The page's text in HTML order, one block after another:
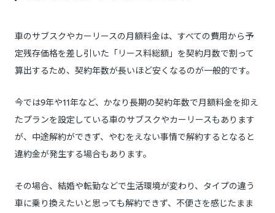
車のサブスクやカーリースの月額料金は、すべての費用から予
定残存価格を差し引いた「リース料総額」を契約月数で割って
算出するため、契約年数が長いほど安くなるのが一般的です。
今では9年や11年など、かなり長期の契約年数で月額料金を抑え
たプランを設定している車のサブスクやカーリースもあります
が、中途解約ができず、やむをえない事情で解約するとなると
違約金が発生する場合もあります。
その場合、結婚や転勤などで生活環境が変わり、タイプの違う
車に乗り換えたいと思っても解約できず、不便さを感じたまま